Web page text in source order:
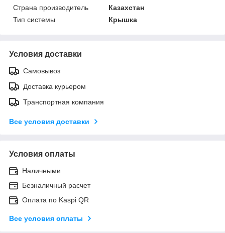
Страна производитель
Казахстан
Тип системы
Крышка
Условия доставки
Самовывоз
Доставка курьером
Транспортная компания
Все условия доставки
Условия оплаты
Наличными
Безналичный расчет
Оплата по Kaspi QR
Все условия оплаты